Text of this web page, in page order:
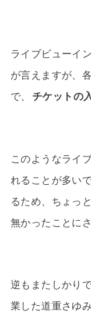
ライブビューイ
が言えますが、
で、
チケットの
このようなライ
れることが多い
るため、ちょっ
無かったことに
逆もまたしかり
業した道重さゆ